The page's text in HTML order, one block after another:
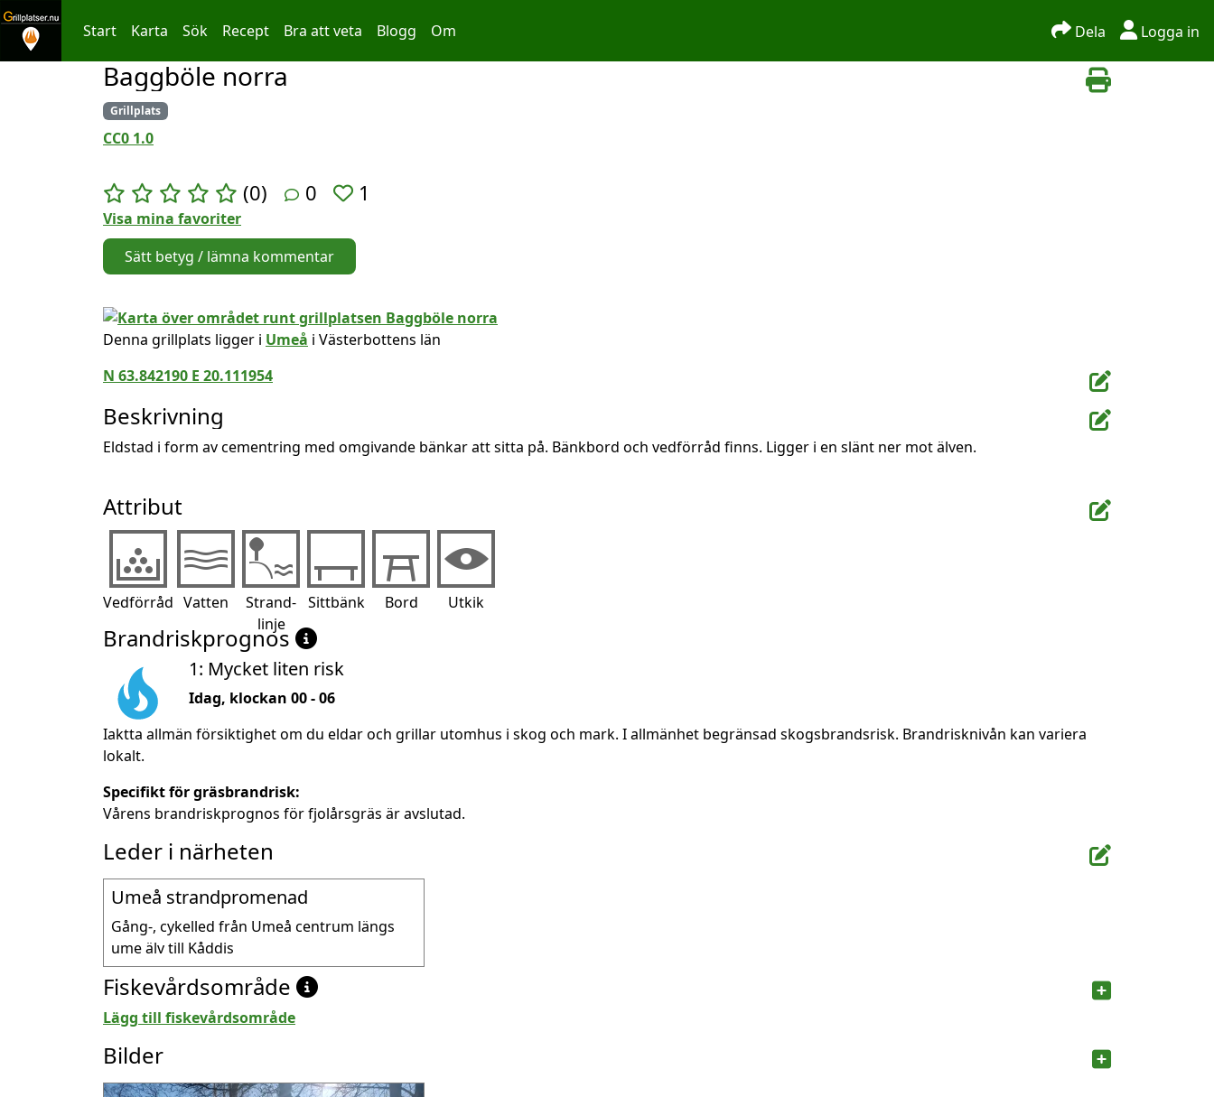
Hoppa till innehållet
Start Karta Sök Recept Bra att veta Blogg Om Dela Logga in
Baggböle norra
Grillplats
CC0 1.0
(0) 0 1
Visa mina favoriter
Sätt betyg / lämna kommentar
Denna grillplats ligger i Umeå i Västerbottens län
N 63.842190 E 20.111954
Beskrivning
Eldstad i form av cementring med omgivande bänkar att sitta på. Bänkbord och vedförråd finns. Ligger i en slänt ner mot älven.
Attribut
Vedförråd Vatten
Strand-
linje
Sittbänk Bord Utkik
Brandriskprognos
1: Mycket liten risk
Idag, klockan 00 - 06
Iaktta allmän försiktighet om du eldar och grillar utomhus i skog och mark. I allmänhet begränsad skogsbrandsrisk. Brandrisknivån kan variera
lokalt.
Specifikt för gräsbrandrisk:
Vårens brandriskprognos för fjolårsgräs är avslutad.
Leder i närheten
Umeå strandpromenad
Gång-, cykelled från Umeå centrum längs
ume älv till Kåddis
Fiskevårdsområde
Lägg till fiskevårdsområde
Bilder